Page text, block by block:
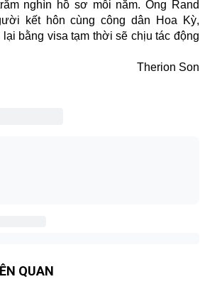
nghìn hồ sơ mỗi năm. Ông Rand
kết hôn cùng công dân Hoa Kỳ,
bằng visa tạm thời sẽ chịu tác động
Therion Son
QUAN